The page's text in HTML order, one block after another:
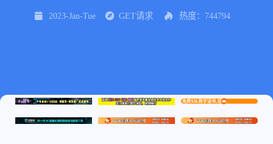
2023-Jan-Tue GET请求 热度：744794